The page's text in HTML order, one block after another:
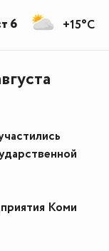
Коми
+15°C
6